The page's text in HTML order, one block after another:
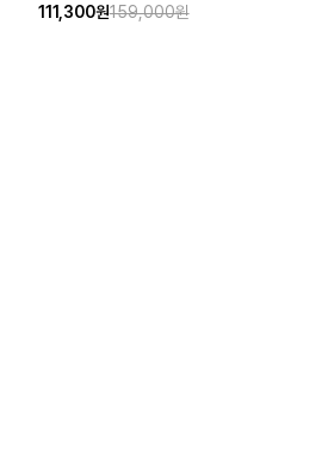
111,300원159,000원